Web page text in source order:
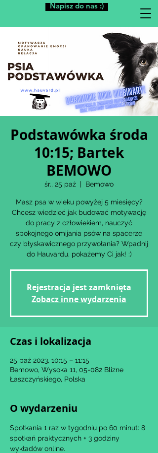
Napisz do nas :)
Podstawówka środa
10:15; Bartek
BEMOWO
śr., 25 paź
  |
Bemowo
Masz psa w wieku powyżej 5 miesięcy?
Chcesz wiedzieć jak budować motywację
do pracy z człowiekiem, nauczyć
spokojnego omijania psów na spacerze
czy błyskawicznego przywołania? Wpadnij
Rejestracja jest zamknięta
Zobacz inne wydarzenia
Czas i lokalizacja
25 paź 2023, 10:15 – 11:15
Bemowo, Wysoka 11, 05-082 Blizne
Łaszczyńskiego, Polska
O wydarzeniu
Spotkania 1 raz w tygodniu po 60 minut: 8
spotkań praktycznych + 3 godziny
wykładów online.